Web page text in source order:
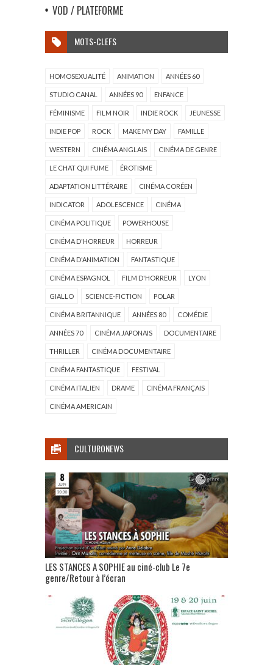
VOD / PLATEFORME
MOTS-CLEFS
HOMOSEXUALITÉ ANIMATION ANNÉES 60
STUDIO CANAL ANNÉES 90 ENFANCE
FÉMINISME FILM NOIR INDIE ROCK JEUNESSE
INDIE POP ROCK MAKE MY DAY FAMILLE
WESTERN CINÉMA ANGLAIS CINÉMA DE GENRE
LE CHAT QUI FUME ÉROTISME
ADAPTATION LITTÉRAIRE CINÉMA CORÉEN
INDICATOR ADOLESCENCE CINÉMA
CINÉMA POLITIQUE POWERHOUSE
CINÉMA D'HORREUR HORREUR
CINÉMA D'ANIMATION FANTASTIQUE
CINÉMA ESPAGNOL FILM D'HORREUR LYON
GIALLO SCIENCE-FICTION POLAR
CINÉMA BRITANNIQUE ANNÉES 80 COMÉDIE
ANNÉES 70 CINÉMA JAPONAIS DOCUMENTAIRE
THRILLER CINÉMA DOCUMENTAIRE
CINÉMA FANTASTIQUE FESTIVAL
CINÉMA ITALIEN DRAME CINÉMA FRANÇAIS
CINÉMA AMERICAIN
CULTURONEWS
LES STANCES A SOPHIE au ciné-club Le 7e
genre/Retour à l’écran